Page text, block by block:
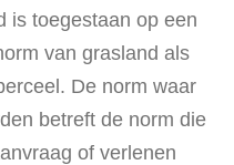
is toegestaan op een
van grasland als
De norm waar
betreft de norm die
of verlenen